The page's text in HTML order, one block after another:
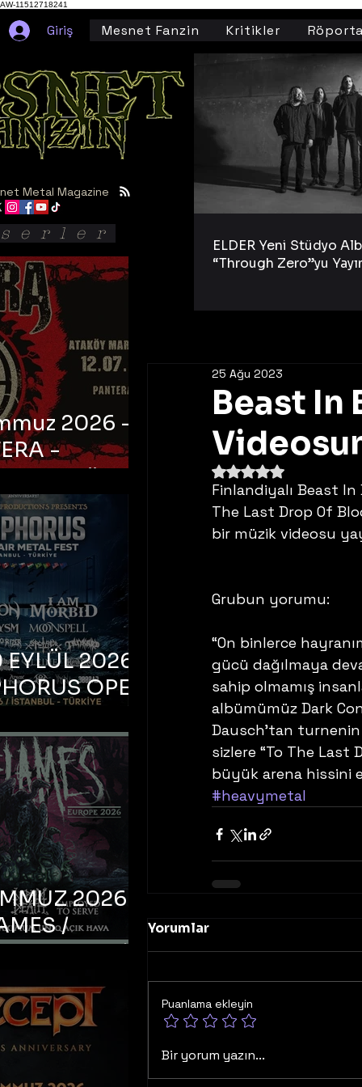
AW-11512718241
Giriş Mesnet Fanzin Kritikler
Beast In
25 Ağu 2023
5 üzerinden NaN yıldız
Finlandiyalı Beast In
The Last Drop Of
bir müzik videosu
Grubun yorumu:
“On binlerce
gücü dağılmaya
sahip olmamış
albümümüz Dark
Dausch’tan turnenin
sizlere “To The Last
büyük arena hissini
#heavymetal
Yorumlar
Puanlama ekleyin
Bir yorum yazın...
Metal Magazine
ELDER Yeni Stüdyo
“Through Zero”yu
2026 -
-
Ataköy
Arena
2026 –
OPEN
FEST
2026 –
/
DEATH /
– İstanbul,
Uniq